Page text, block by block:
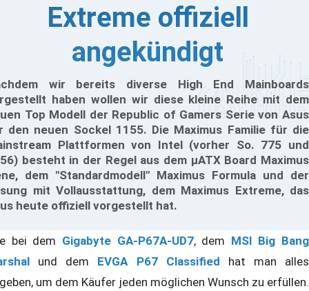
Extreme offiziell
angekündigt
wir bereits diverse High End Mainboards
haben wollen wir diese kleine Reihe mit dem
Top Modell der Republic of Gamers Serie von Asus
den neuen Sockel 1155. Die Maximus Familie für die
Plattformen von Intel (vorher So. 775 und
besteht in der Regel aus dem µATX Board Maximus
dem "Standardmodell" Maximus Formula und der
mit Vollausstattung, dem Maximus Extreme, das
heute offiziell vorgestellt hat.
bei dem Gigabyte GA-P67A-UD7, dem MSI Big Bang
und dem EVGA P67 Classified hat man alles
um dem Käufer jeden möglichen Wunsch zu erfüllen.